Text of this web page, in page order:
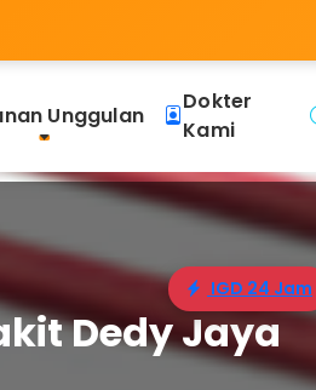
Unggulan
Dokter
Kami
IGD 24 Jam
Dedy Jaya